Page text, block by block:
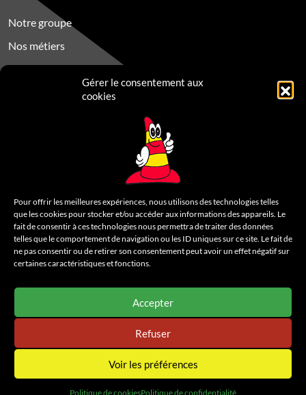
Gérer le consentement aux
cookies
Pour offrir les meilleures expériences, nous utilisons des technologies telles
que les cookies pour stocker et/ou accéder aux informations des appareils. Le
fait de consentir à ces technologies nous permettra de traiter des données
telles que le comportement de navigation ou les ID uniques sur ce site. Le fait de
ne pas consentir ou de retirer son consentement peut avoir un effet négatif sur
certaines caractéristiques et fonctions.
Accepter
Refuser
Voir les préférences
Politique de cookiesPolitique de confidentialité
Notre groupe
Nos métiers
Nos engagements RSE
Mentions légales
Politique de confidentialité
Cookies
Un siteWazacom